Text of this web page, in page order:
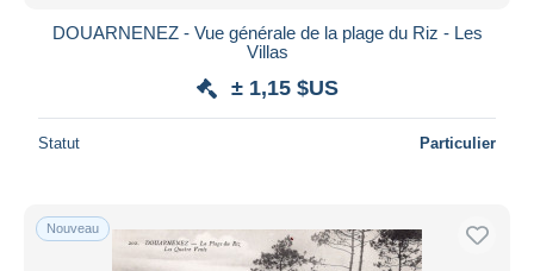
DOUARNENEZ - Vue générale de la plage du Riz - Les
Villas
± 1,15 $US
Statut Particulier
Nouveau